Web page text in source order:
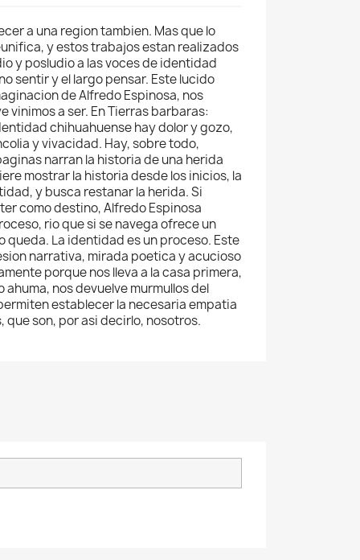
a una region tambien. Mas que lo
y estos trabajos estan realizados
y posludio a las voces de identidad
sentir y el largo pensar. Este lucido
de Alfredo Espinosa, nos
vinimos a ser. En Tierras barbaras:
chihuahuense hay dolor y gozo,
y vivacidad. Hay, sobre todo,
narran la historia de una herida
mostrar la historia desde los inicios, la
y busca restanar la herida. Si
como destino, Alfredo Espinosa
rio que si se navega ofrece un
queda. La identidad es un proceso. Este
narrativa, mirada poetica y acucioso
porque nos lleva a la casa primera,
ahuma, nos devuelve murmullos del
establecer la necesaria empatia
que son, por asi decirlo, nosotros.